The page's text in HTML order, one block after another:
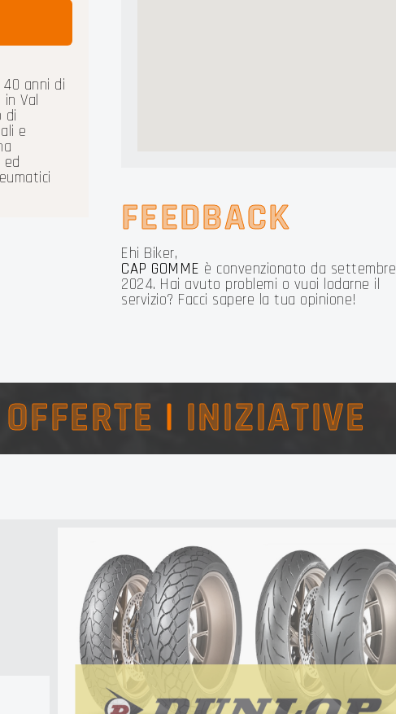
anni di
Val
di
e
FEEDBACK
Ehi Biker,
CAP GOMME è convenzionato da settembre
2024. Hai avuto problemi o vuoi lodarne il
servizio? Facci sapere la tua opinione!
OFFERTE | INIZIATIVE